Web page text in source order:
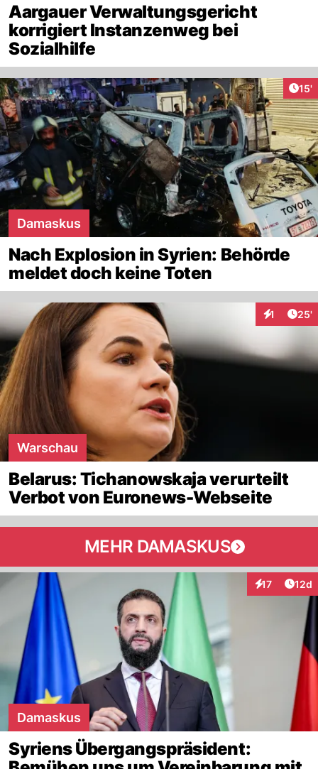
Aargauer Verwaltungsgericht
korrigiert Instanzenweg bei
Sozialhilfe
15'
Damaskus
Nach Explosion in Syrien: Behörde
meldet doch keine Toten
1 25'
Warschau
Belarus: Tichanowskaja verurteilt
Verbot von Euronews-Webseite
MEHR DAMASKUS
17
Interaktionen
12d
Damaskus
Syriens Übergangspräsident: